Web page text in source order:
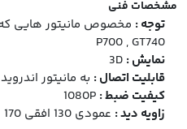
مشخصات فنی
توجه :
P700 , GT740
نمایش : 3D
قابلیت اتصال : به مانیتور اندروید
کیفیت ضبط : 1080P
زاویه دید : عمودی 130 افقی 170